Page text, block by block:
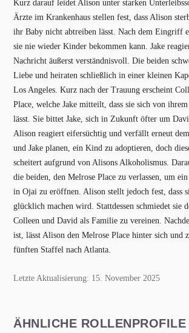
Kurz darauf leidet Alison unter starken
Ärzte im Krankenhaus stellen fest, dass Alison
ihr Baby nicht abtreiben lässt. Nach dem Eingriff
sie nie wieder Kinder bekommen kann. Jake
Nachricht äußerst verständnisvoll. Die beiden
Liebe und heiraten schließlich in einer kleinen
Los Angeles. Kurz nach der Trauung erscheint
Place, welche Jake mitteilt, dass sie sich von
lässt. Sie bittet Jake, sich in Zukunft öfter um
Alison reagiert eifersüchtig und verfällt erneut
und Jake planen, ein Kind zu adoptieren, doch
scheitert aufgrund von Alisons Alkoholismus.
die beiden, den Melrose Place zu verlassen, um
in Ojai zu eröffnen. Alison stellt jedoch fest, dass
glücklich machen wird. Stattdessen schmiedet sie
Colleen und David als Familie zu vereinen.
ist, lässt Alison den Melrose Place hinter sich und
fünften Staffel nach Atlanta.
Letzte Aktualisierung: 15. November 2025
ÄHNLICHE ROLLENPROFILE